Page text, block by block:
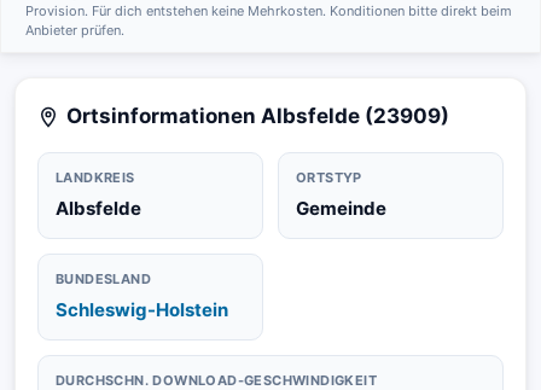
Provision. Für dich entstehen keine Mehrkosten. Konditionen bitte direkt beim
Anbieter prüfen.
Ortsinformationen Albsfelde (23909)
LANDKREIS
Albsfelde
ORTSTYP
Gemeinde
BUNDESLAND
Schleswig-Holstein
DURCHSCHN. DOWNLOAD-GESCHWINDIGKEIT